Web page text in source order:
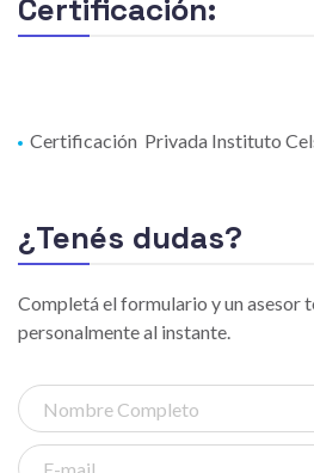
Certificación:
Certificación Privada Instituto
¿Tenés dudas?
Completá el formulario y un asesor
personalmente al instante.